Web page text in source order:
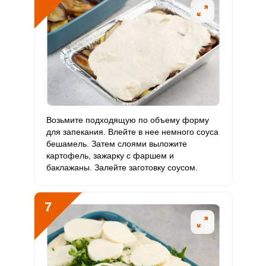
Возьмите подходящую по объему форму
для запекания. Влейте в нее немного соуса
бешамель. Затем слоями выложите
картофель, зажарку с фаршем и
баклажаны. Залейте заготовку соусом.
7